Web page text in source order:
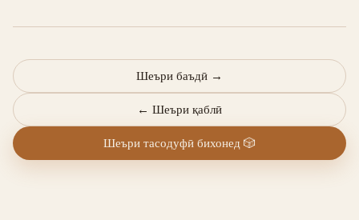
← Шеъри қаблӣ
Шеъри баъдӣ →
Шеъри тасодуфӣ бихонед 🎲